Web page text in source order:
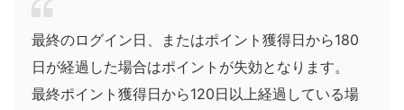
最終のログイン日、またはポイント獲得日から180
日が経過した場合はポイントが失効となります。
最終ポイント獲得日から120日以上経過している場